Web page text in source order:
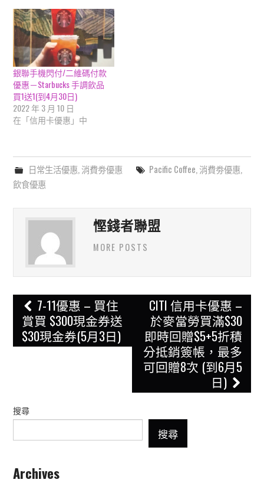
銀聯手機閃付/二維碼付款
優惠－Starbucks 手調飲品
買1送1(到4月30日)
2022 年 3 月 10 日
在「信用卡優惠」中
日常生活優惠, 消費劵優惠 Pacific Coffee 消費劵優惠,
飲食優惠
慳錢者聯盟
MORE POSTS
Post
navigation
7-11優惠 – 買住
賞買 $300現金券送
$30現金券(5月3日)
CITI 信用卡優惠 –
於麥當勞買滿$30
即時回贈$5+5折積
分抵銷簽帳，最多
可回贈8次 (到6月5
日)
搜尋
搜尋
Archives